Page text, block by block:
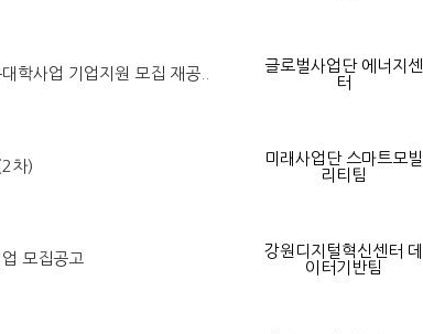
학사업 기업지원 모집 재공..
글로벌사업단 에너지센
터
차)
미래사업단 스마트모빌
리티팀
모집공고
강원디지털혁신센터 데
이터기반팀